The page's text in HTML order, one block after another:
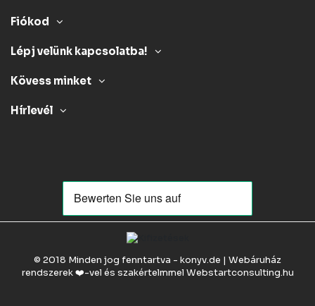
Fiókod
Lépj velünk kapcsolatba!
Kövess minket
Hírlevél
© 2018 Minden jog fenntartva - konyv.de | Webáruház
rendszerek ❤️-vel és szakértelmmel Webstartconsulting.hu